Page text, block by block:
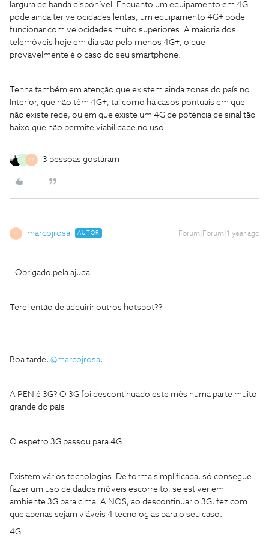
largura de banda disponível. Enquanto um equipamento em 4G
pode ainda ter velocidades lentas, um equipamento 4G+ pode
funcionar com velocidades muito superiores. A maioria dos
telemóveis hoje em dia são pelo menos 4G+, o que
provavelmente é o caso do seu smartphone.
Tenha também em atenção que existem ainda zonas do país no
Interior, que não têm 4G+, tal como há casos pontuais em que
não existe rede, ou em que existe um 4G de potência de sinal tão
baixo que não permite viabilidade no uso.
M M 3 pessoas gostaram
M marcojrosa AUTOR Forum|Forum|1 year ago
Obrigado pela ajuda.
Terei então de adquirir outros hotspot??
Boa tarde, @marcojrosa,
A PEN é 3G? O 3G foi descontinuado este mês numa parte muito
grande do país
O espetro 3G passou para 4G.
Existem vários tecnologias. De forma simplificada, só consegue
fazer um uso de dados móveis escorreito, se estiver em
ambiente 3G para cima. A NOS, ao descontinuar o 3G, fez com
que apenas sejam viáveis 4 tecnologias para o seu caso:
4G